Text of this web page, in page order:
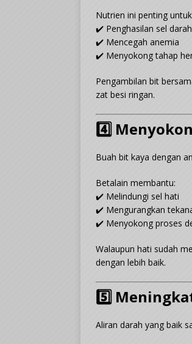
Nutrien ini penting
✔️ Penghasilan sel
✔️ Mencegah anemia
✔️ Menyokong tahap
Pengambilan bit
zat besi ringan.
4️⃣
Buah bit kaya dengan
Betalain membantu:
✔️ Melindungi sel hati
✔️ Mengurangkan
✔️ Menyokong proses
Walaupun hati sudah
dengan lebih baik.
5️⃣
Aliran darah yang baik